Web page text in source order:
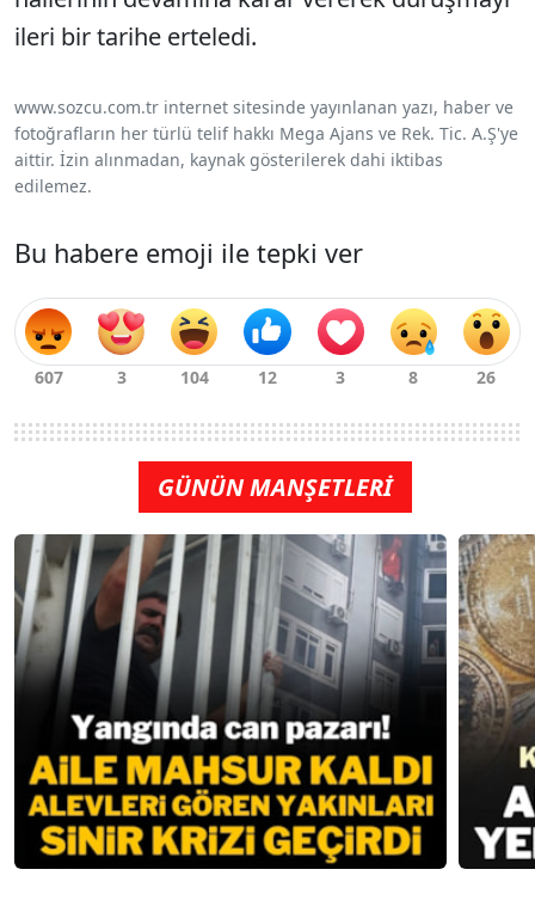
ileri bir tarihe erteledi.
www.sozcu.com.tr internet sitesinde yayınlanan yazı, haber ve
fotoğrafların her türlü telif hakkı Mega Ajans ve Rek. Tic. A.Ş'ye
aittir. İzin alınmadan, kaynak gösterilerek dahi iktibas
edilemez.
Bu habere emoji ile tepki ver
GÜNÜN MANŞETLERİ